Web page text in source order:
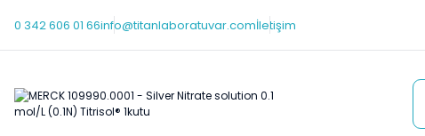
0 342 606 01 66info@titanlaboratuvar.comİletişim